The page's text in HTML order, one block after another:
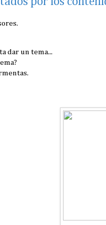
dar un tema...